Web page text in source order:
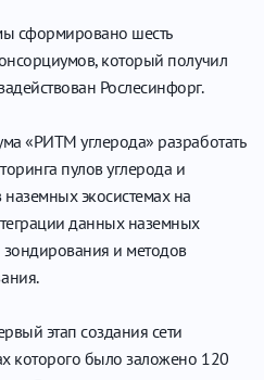
сформировано шесть
который получил
Рослесинфорг.
«РИТМ углерода» разработать
пулов углерода и
экосистемах на
данных наземных
и методов
этап создания сети
которого было заложено 120